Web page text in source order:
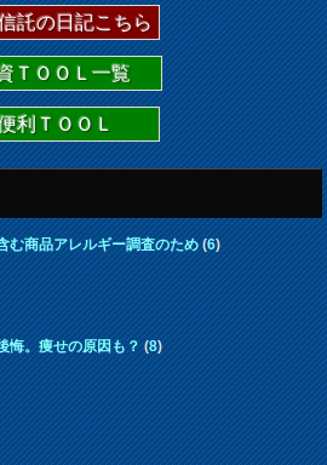
託の日記こちら
ＴＯＯＬ一覧
ＴＯＯＬ
む商品アレルギー調査のため(6)
悔。痩せの原因も？(8)